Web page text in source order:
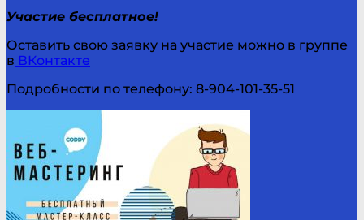
Участие бесплатное!
Оставить свою заявку на участие можно в группе
в ВКонтакте
Подробности по телефону: 8-904-101-35-51